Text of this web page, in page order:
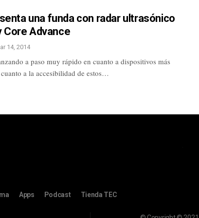
una funda con radar ultrasónico
Core Advance
14, 2014
a paso muy rápido en cuanto a dispositivos más
a la accesibilidad de estos…
Apps Podcast Tienda TEC